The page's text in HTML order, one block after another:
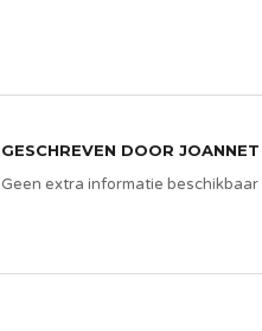
GESCHREVEN DOOR JOANNET
Geen extra informatie beschikbaar